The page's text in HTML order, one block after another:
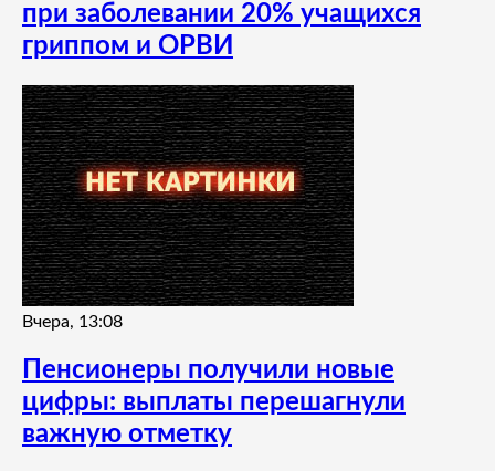
при заболевании 20% учащихся
гриппом и ОРВИ
Вчера, 13:08
Пенсионеры получили новые
цифры: выплаты перешагнули
важную отметку